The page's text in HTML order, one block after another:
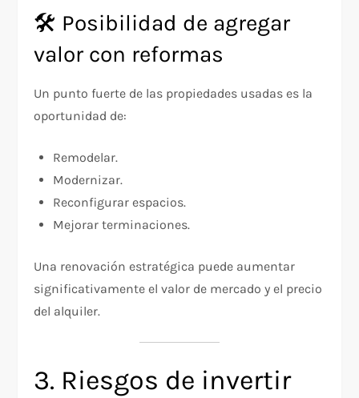
🛠️ Posibilidad de agregar
valor con reformas
Un punto fuerte de las propiedades usadas es la
oportunidad de:
Remodelar.
Modernizar.
Reconfigurar espacios.
Mejorar terminaciones.
Una renovación estratégica puede aumentar
significativamente el valor de mercado y el precio
del alquiler.
3. Riesgos de invertir